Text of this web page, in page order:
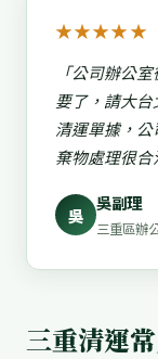
★★★★★
「公司辦公
要了，請大
清運單據，
棄物處理很合
吳
吳副理
三重區辦
三重清運